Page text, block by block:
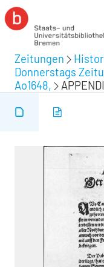
Zeitungen
Donnerstags
Ao1648,